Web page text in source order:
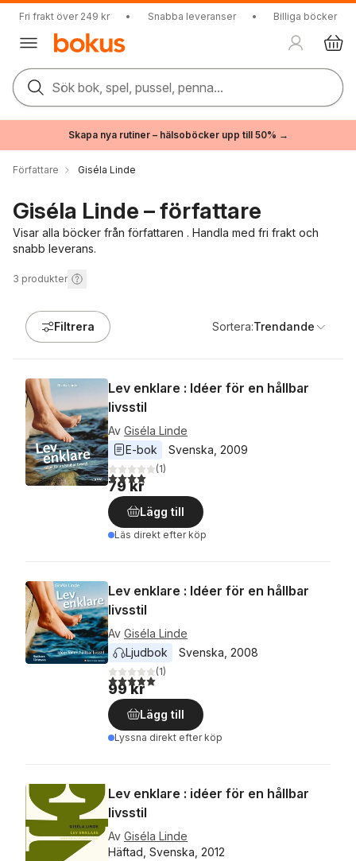
Fri frakt över 249 kr • Snabba leveranser • Billiga böcker
Sök bok, spel, pussel, penna...
Skapa nya rutiner – hälsoböcker upp till 50% →
Författare Giséla Linde
Giséla Linde – författare
Visar alla böcker från författaren . Handla med fri frakt och
snabb leverans.
3 produkter
Filtrera Sortera:Trendande
Lev enklare : Idéer för en hållbar
livsstil
Av Giséla Linde
E-bok
Svenska 2009
4,0utav 5 stjärnor. Totalt antal röster:
(1)
79 kr
Lägg till
Läs direkt efter köp
Lev enklare : Idéer för en hållbar
livsstil
Av Giséla Linde
Ljudbok
Svenska 2008
5,0utav 5 stjärnor. Totalt antal röster:
(1)
99 kr
Lägg till
Lyssna direkt efter köp
Lev enklare : idéer för en hållbar
livsstil
Av Giséla Linde
Häftad, Svenska, 2012